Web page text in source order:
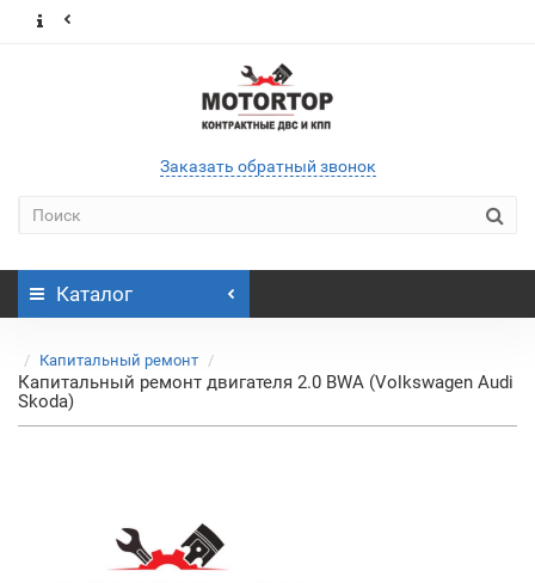
Заказать обратный звонок
Каталог
Капитальный ремонт
Капитальный ремонт двигателя 2.0 BWA (Volkswagen Audi
Skoda)